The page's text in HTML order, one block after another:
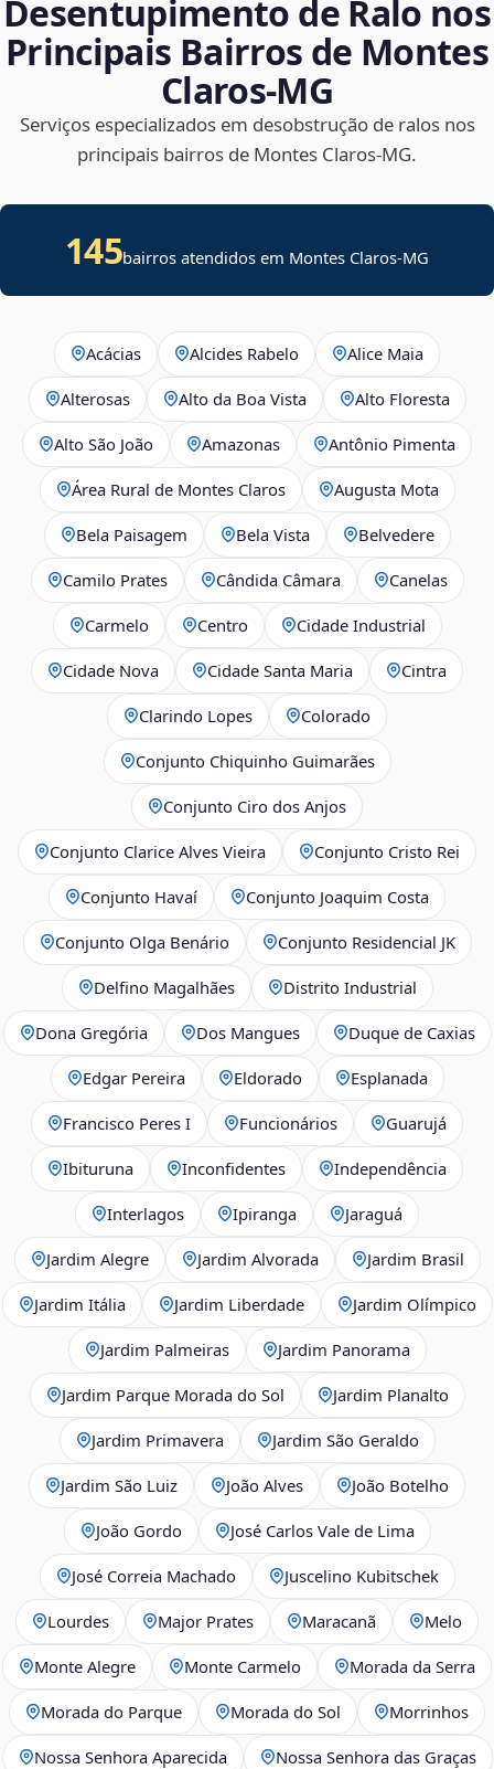
Desentupimento de Ralo nos
Principais Bairros de Montes
Claros‑MG
Serviços especializados em desobstrução de ralos nos
principais bairros de Montes Claros‑MG.
145bairros atendidos em Montes Claros-MG
Acácias Alcides Rabelo Alice Maia
Alterosas Alto da Boa Vista Alto Floresta
Alto São João Amazonas Antônio Pimenta
Área Rural de Montes Claros Augusta Mota
Bela Paisagem Bela Vista Belvedere
Camilo Prates Cândida Câmara Canelas
Carmelo Centro Cidade Industrial
Cidade Nova Cidade Santa Maria Cintra
Clarindo Lopes Colorado
Conjunto Chiquinho Guimarães
Conjunto Ciro dos Anjos
Conjunto Clarice Alves Vieira Conjunto Cristo Rei
Conjunto Havaí Conjunto Joaquim Costa
Conjunto Olga Benário Conjunto Residencial JK
Delfino Magalhães Distrito Industrial
Dona Gregória Dos Mangues Duque de Caxias
Edgar Pereira Eldorado Esplanada
Francisco Peres I Funcionários Guarujá
Ibituruna Inconfidentes Independência
Interlagos Ipiranga Jaraguá
Jardim Alegre Jardim Alvorada Jardim Brasil
Jardim Itália Jardim Liberdade Jardim Olímpico
Jardim Palmeiras Jardim Panorama
Jardim Parque Morada do Sol Jardim Planalto
Jardim Primavera Jardim São Geraldo
Jardim São Luiz João Alves João Botelho
João Gordo José Carlos Vale de Lima
José Correia Machado Juscelino Kubitschek
Lourdes Major Prates Maracanã Melo
Monte Alegre Monte Carmelo Morada da Serra
Morada do Parque Morada do Sol Morrinhos
Nossa Senhora Aparecida Nossa Senhora das Graças